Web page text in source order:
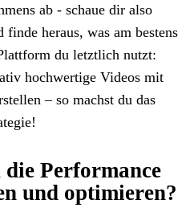
ab - schaue dir also
heraus, was am bestens
du letztlich nutzt:
hochwertige Videos mit
– so machst du das
Performance
und optimieren?